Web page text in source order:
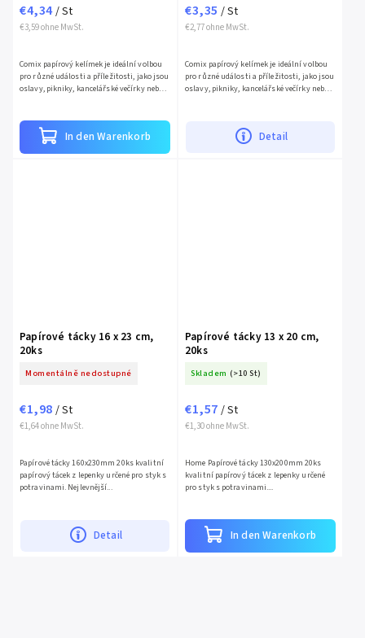
€3,59 ohne MwSt.
€4,34/ St
In den Warenkorb
Comix papírový kelímek je ideální volbou
pro různé události a příležitosti, jako jsou
oslavy, pikniky, kancelářské večírky nebo
€2,77 ohne MwSt.
€3,35 / St
Detail
Comix papírový kelímek je ideální volbou
pro různé události a příležitosti, jako jsou
oslavy, pikniky, kancelářské večírky nebo
Papírové tácky 16 x 23 cm,
20ks
Momentálně nedostupné
€1,64 ohne MwSt.
€1,98 / St
Detail
Papírové tácky 160x230mm 20ks kvalitní
papírový tácek z lepenky určené pro styk s
potravinami. Nejlevnější...
Papírové tácky 13 x 20 cm,
20ks
Skladem (>10 St)
€1,30 ohne MwSt.
€1,57 / St
In den Warenkorb
Home Papírové tácky 130x200mm 20ks
kvalitní papírový tácek z lepenky určené
pro styk s potravinami....